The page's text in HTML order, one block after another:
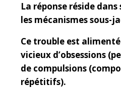
La réponse réside
les mécanismes sous-
Ce trouble est
vicieux d’obsessions
de compulsions
répétitifs).